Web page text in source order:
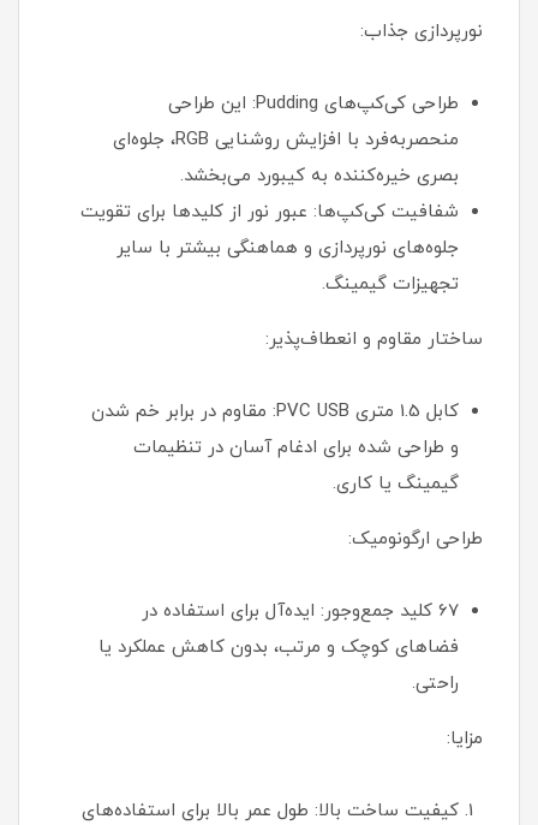
نورپردازی جذاب:
طراحی کی‌کپ‌های Pudding: این طراحی
منحصربه‌فرد با افزایش روشنایی RGB، جلوه‌ای
بصری خیره‌کننده به کیبورد می‌بخشد.
شفافیت کی‌کپ‌ها: عبور نور از کلیدها برای تقویت
جلوه‌های نورپردازی و هماهنگی بیشتر با سایر
تجهیزات گیمینگ.
ساختار مقاوم و انعطاف‌پذیر:
کابل 1.5 متری PVC USB: مقاوم در برابر خم شدن
و طراحی شده برای ادغام آسان در تنظیمات
گیمینگ یا کاری.
طراحی ارگونومیک:
67 کلید جمع‌وجور: ایده‌آل برای استفاده در
فضاهای کوچک و مرتب، بدون کاهش عملکرد یا
راحتی.
مزایا:
کیفیت ساخت بالا: طول عمر بالا برای استفاده‌های